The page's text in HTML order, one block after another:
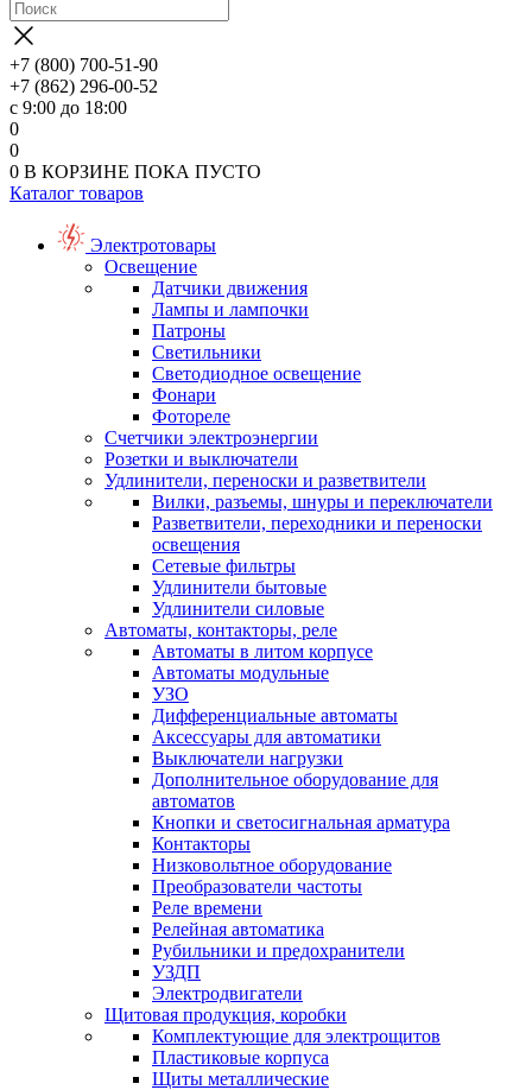
+7 (800) 700-51-90
+7 (862) 296-00-52
с 9:00 до 18:00
0
0
0 В КОРЗИНЕ ПОКА ПУСТО
Каталог товаров
Электротовары
Освещение
Датчики движения
Лампы и лампочки
Патроны
Светильники
Светодиодное освещение
Фонари
Фотореле
Счетчики электроэнергии
Розетки и выключатели
Удлинители, переноски и разветвители
Вилки, разъемы, шнуры и переключатели
Разветвители, переходники и переноски
освещения
Сетевые фильтры
Удлинители бытовые
Удлинители силовые
Автоматы, контакторы, реле
Автоматы в литом корпусе
Автоматы модульные
УЗО
Дифференциальные автоматы
Аксессуары для автоматики
Выключатели нагрузки
Дополнительное оборудование для
автоматов
Кнопки и светосигнальная арматура
Контакторы
Низковольтное оборудование
Преобразователи частоты
Реле времени
Релейная автоматика
Рубильники и предохранители
УЗДП
Электродвигатели
Щитовая продукция, коробки
Комплектующие для электрощитов
Пластиковые корпуса
Щиты металлические